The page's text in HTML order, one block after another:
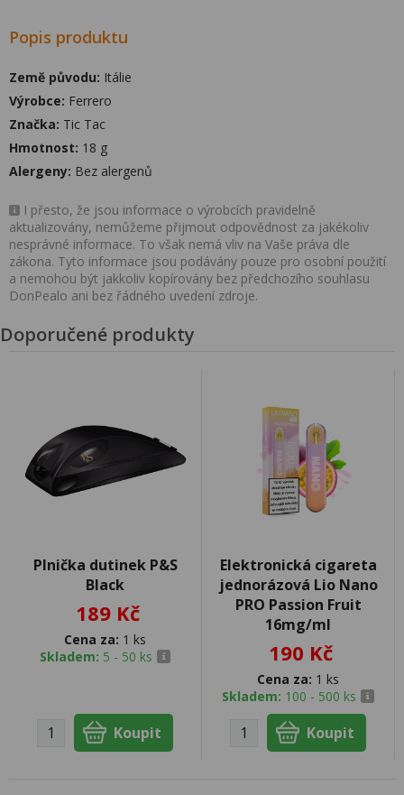
Popis produktu
Země původu: Itálie
Výrobce: Ferrero
Značka: Tic Tac
Hmotnost: 18 g
Alergeny: Bez alergenů
I přesto, že jsou informace o výrobcích pravidelně
aktualizovány, nemůžeme přijmout odpovědnost za jakékoliv
nesprávné informace. To však nemá vliv na Vaše práva dle
zákona. Tyto informace jsou podávány pouze pro osobní použití
a nemohou být jakkoliv kopírovány bez předchozího souhlasu
DonPealo ani bez řádného uvedení zdroje.
Doporučené produkty
Plnička dutinek P&S
Black
189 Kč
Cena za: 1 ks
Skladem: 5 - 50 ks
Elektronická cigareta
jednorázová Lio Nano
PRO Passion Fruit
16mg/ml
190 Kč
Cena za: 1 ks
Skladem: 100 - 500 ks